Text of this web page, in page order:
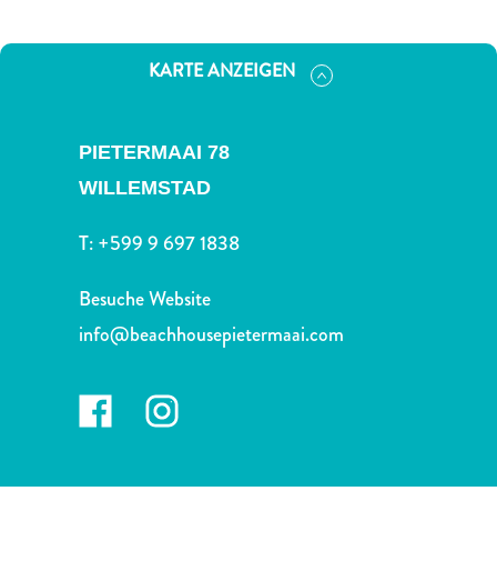
Wasseraktivitäten
KARTE ANZEIGEN
PIETERMAAI 78
WILLEMSTAD
T:+599 9 697 1838
Besuche Website
info@beachhousepietermaai.com